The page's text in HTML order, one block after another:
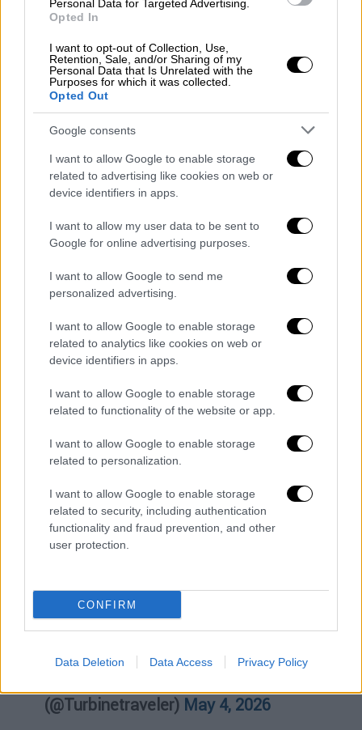
Personal Data for Targeted Advertising.
Opted In
I want to opt-out of Collection, Use,
Retention, Sale, and/or Sharing of my
Personal Data that Is Unrelated with the
Purposes for which it was collected.
Opted Out
Google consents
I want to allow Google to enable storage
related to advertising like cookies on web or
device identifiers in apps.
I want to allow my user data to be sent to
Google for online advertising purposes.
I want to allow Google to send me
personalized advertising.
I want to allow Google to enable storage
related to analytics like cookies on web or
device identifiers in apps.
I want to allow Google to enable storage
related to functionality of the website or app.
I want to allow Google to enable storage
related to personalization.
I want to allow Google to enable storage
related to security, including authentication
functionality and fraud prevention, and other
user protection.
CONFIRM
Data Deletion Data Access Privacy Policy
ευγνωμοσύνη του για τη στήριξη και την
αλληλεγγύη και στέκεται στο πλευρό της
οικογένειας για αυτή την ανεπανόρθωτη
απώλεια».
Η πρόσκρουση στο κτίριο
Το αεροσκάφος ήταν μοντέλοEMB-721C
κατασκευής 1979. Ιδιοκτήτης του
εμφανίζεται ο Φλάβιο Λουρέιρο Σαλγκέιρο.
Σύμφωνα με πληροφορίες, το μικρό
αεροσκάφος συνετρίβη σε χαμηλό κτίριο
εθεάθη να πετά σε πολύ χαμηλό ύψος.
Ο υπολοχαγός Ραούλ της Πυροσβεστικής
δήλωσε:«Το αεροσκάφος προσέκρουσε
μεταξύ τρίτου και τέταρτου ορόφου, στο
«Αν είχε
χτυπήσει στα πλάγια, θα μπορούσε να
χτυπήσει κι άλλα διαμερίσματα, τα οποία
ήταν κατοικημένα.»
EYT) crashed into a residential
building in Belo Horizonte, Brazil,
shortly after takeoff from Pampulha
declared climb performance issues.
Two people were killed while three
survivors rescued
(@Turbinetraveler) May 4, 2026